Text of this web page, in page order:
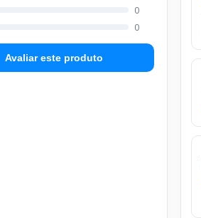
0
0
Avaliar este produto